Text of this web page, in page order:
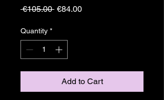
€105.00 Regular
€84.00Sale
Quantity *
Add to Cart